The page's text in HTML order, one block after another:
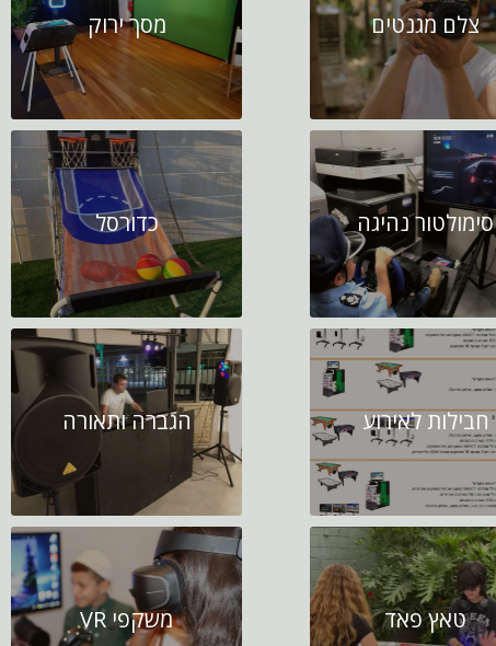
צלם מגנטים
סימולטור נהיגה
חבילות לאירוע
טאץ פאד
מסך ירוק
כדורסל
הגברה ותאורה
משקפי VR